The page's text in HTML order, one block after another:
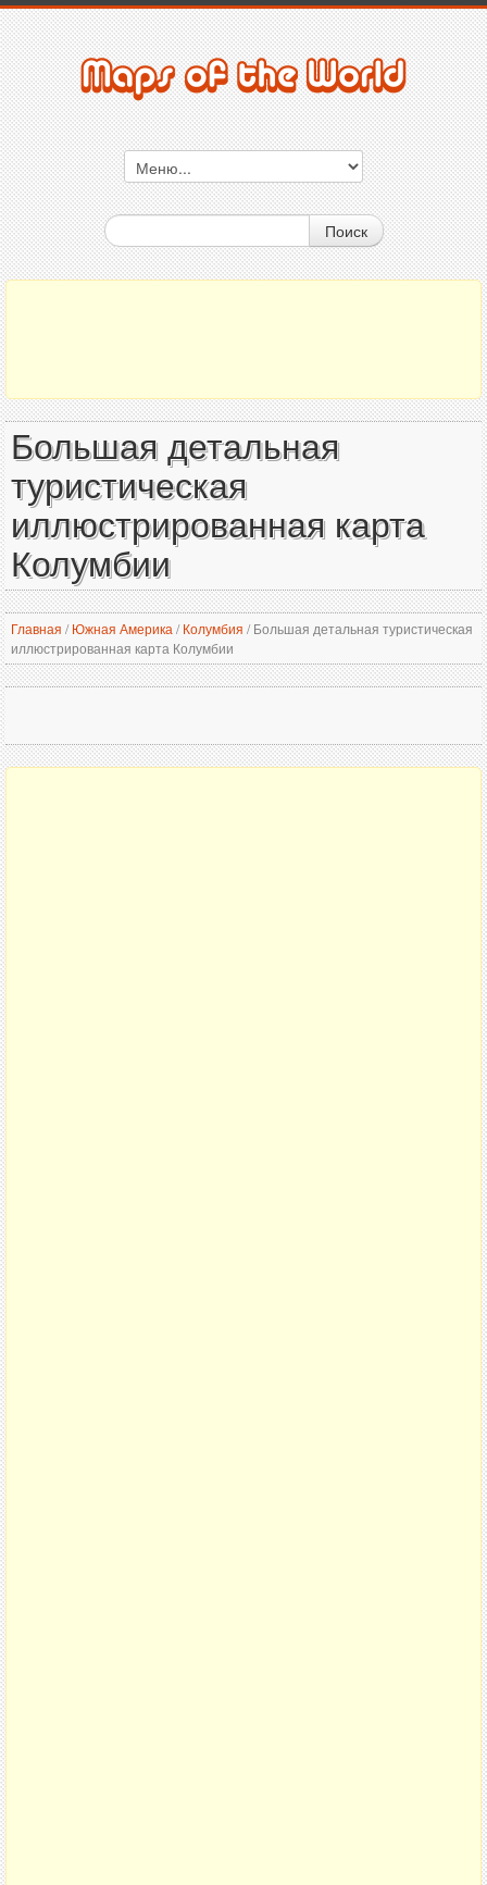
Поиск
Большая детальная
туристическая
иллюстрированная карта
Колумбии
Главная / Южная Америка / Колумбия /Большая детальная туристическая
иллюстрированная карта Колумбии